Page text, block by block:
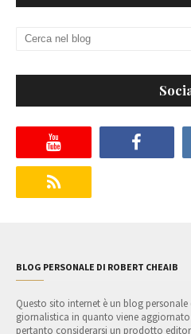
BLOG PERSONALE DI ROBERT CHEAIB
Questo sito internet è un blog
giornalistica in quanto viene
pertanto considerarsi un prodotto